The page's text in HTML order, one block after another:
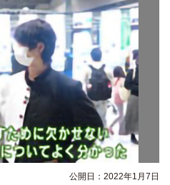
公開日：2022年1月7日